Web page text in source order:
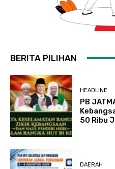
BERITA PILIHAN
HEADLINE
PB
50 Ribu
DAERAH